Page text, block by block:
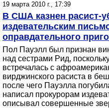
19 марта 2010 г., 17:39
В США казнен расист-
издевательским
оправдательного
Пол Пауэлл был признан
над сестрами Рид,
встречалась с
вирджинского расиста в
после чего Пауэлла
написал прокурорам
описывал совершенные